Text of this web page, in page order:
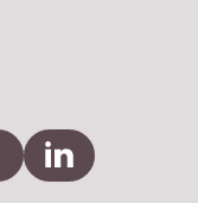
zu Instagram
zu
Verlinkung
Externe